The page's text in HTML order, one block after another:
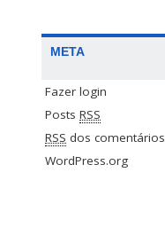
META
Fazer login
Posts RSS
RSS dos comentários
WordPress.org